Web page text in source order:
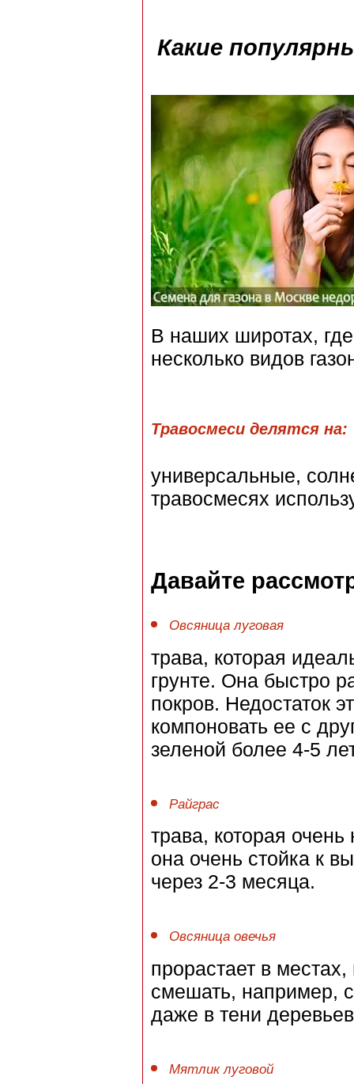
Какие
В наших широтах,
несколько видов
Травосмеси делятся на:
универсальные,
травосмесях
Давайте
Овсяница луговая
трава, которая
грунте. Она быстро
покров. Недостаток
компоновать ее с
зеленой более 4-5
Райграс
трава, которая
она очень стойка к
через 2-3 месяца.
Овсяница овечья
прорастает в
смешать, например, с
даже в тени
Мятлик луговой